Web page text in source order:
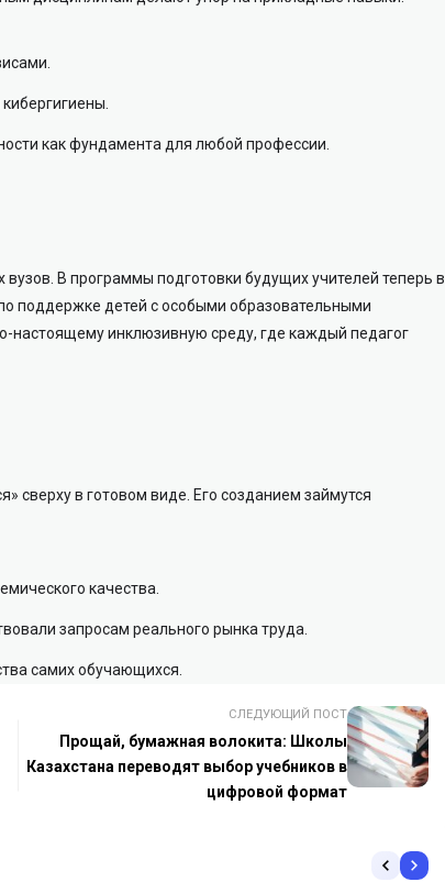
как фундамента для любой профессии.
вузов. В программы подготовки будущих учителей теперь в
поддержке детей с особыми образовательными
настоящему инклюзивную среду, где каждый педагог
сверху в готовом виде. Его созданием займутся
качества.
запросам реального рынка труда.
самих обучающихся.
СЛЕДУЮЩИЙ ПОСТ
Прощай, бумажная волокита: Школы
Казахстана переводят выбор учебников в
цифровой формат